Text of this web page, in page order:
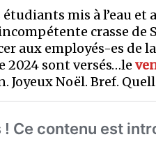
étudiants mis à l’eau
crasse
aux employés-es de
2024 sont versés…le
Joyeux Noël. Bref.